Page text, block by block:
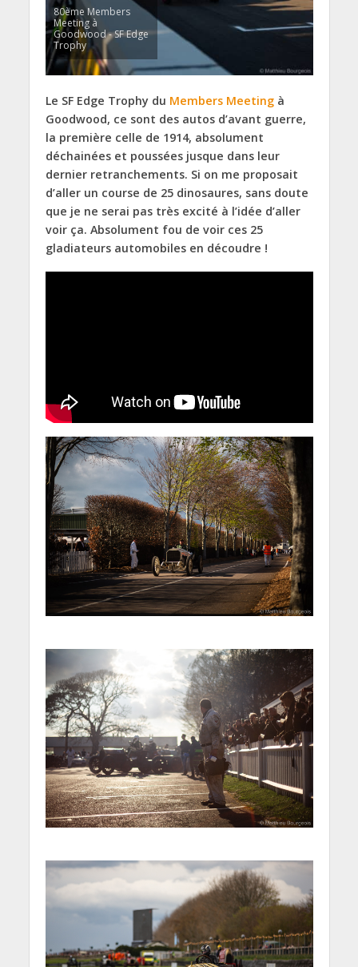
80ème Members
Meeting à
Goodwood - SF Edge
Trophy
Le SF Edge Trophy du Members Meetingà
Goodwood, ce sont des autos d’avant guerre,
la première celle de 1914, absolument
déchainées et poussées jusque dans leur
dernier retranchements. Si on me proposait
d’aller un course de 25 dinosaures, sans doute
que je ne serai pas très excité à l’idée d’aller
voir ça. Absolument fou de voir ces 25
gladiateurs automobiles en découdre !